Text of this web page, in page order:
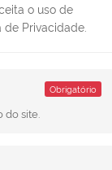
o uso de
Privacidade.
Obrigatório
do site.